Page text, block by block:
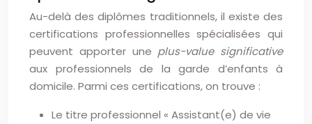
Au-delà des diplômes traditionnels, il existe des
certifications professionnelles spécialisées qui
peuvent apporter une plus-value significative
aux professionnels de la garde d’enfants à
domicile. Parmi ces certifications, on trouve :
Le titre professionnel « Assistant(e) de vie